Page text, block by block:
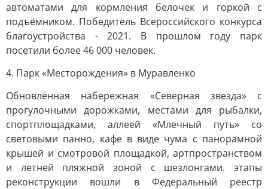
автоматами для кормления белочек и горкой с
подъёмником. Победитель Всероссийского конкурса
благоустройства - 2021. В прошлом году парк
посетили более 46 000 человек.
4. Парк «Месторождения» в Муравленко
Обновлённая набережная «Северная звезда» с
прогулочными дорожками, местами для рыбалки,
спортплощадками, аллеей «Млечный путь» со
световыми панно, кафе в виде чума с панорамной
крышей и смотровой площадкой, артпространством
и летней пляжной зоной с шезлонгами. этапы
реконструкции вошли в Федеральный реестр